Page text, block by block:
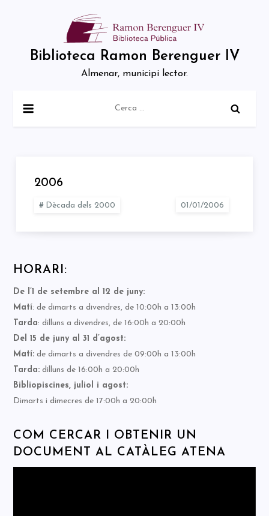
Biblioteca Ramon Berenguer IV
Almenar, municipi lector.
2006
Dècada dels 2000
HORARI:
De l’1 de setembre al 12 de juny:
Matí: de dimarts a divendres, de 10:00h a 13:00h
Tarda: dilluns a divendres, de 16:00h a 20:00h
Del 15 de juny al 31 d’agost:
Matí: de dimarts a divendres de 09:00h a 13:00h
Tarda: dilluns de 16:00h a 20:00h
Bibliopiscines, juliol i agost:
Dimarts i dimecres de 17:00h a 20:00h
COM CERCAR I OBTENIR UN
DOCUMENT AL CATÀLEG ATENA